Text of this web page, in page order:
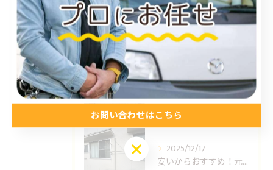
2026/01/15
福山市のエアコン工事ならUNO設備へどうぞ
2025/12/24
安いからおすすめ！元消防士の倉敷エアコン取り付け業者はUNO設備へ！
2025/12/17
安いからおすすめ！元消防士の岡山エアコン取り付け業者はUNO設備へ！
お問い合わせはこちら
お問い合わせはこちら